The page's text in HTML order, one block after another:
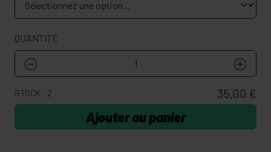
QUANTITÉ
STOCK : 2 35,00 €
Ajouter au panier